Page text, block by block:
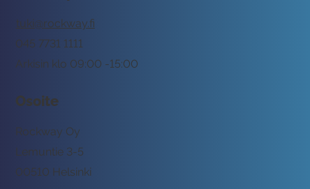
tuki@rockway.fi
Arkisin klo 09:00 -15:00
045 7731 1111
Osoite
Rockway Oy
Lemuntie 3-5
00510 Helsinki